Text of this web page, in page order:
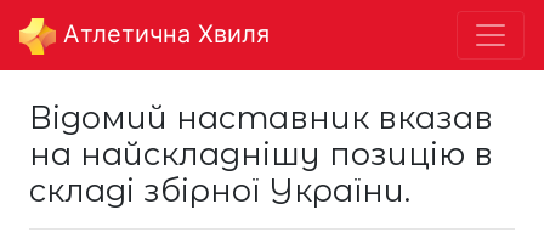
Aтлетична Хвиля
Відомий наставник вказав
на найскладнішу позицію в
складі збірної України.